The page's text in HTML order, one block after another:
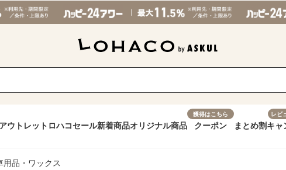
アウトレット ロハコセール新着商品オリジナル商品
獲得はこちら
クーポン まとめ割
レビ
キャ
用品・ワックス